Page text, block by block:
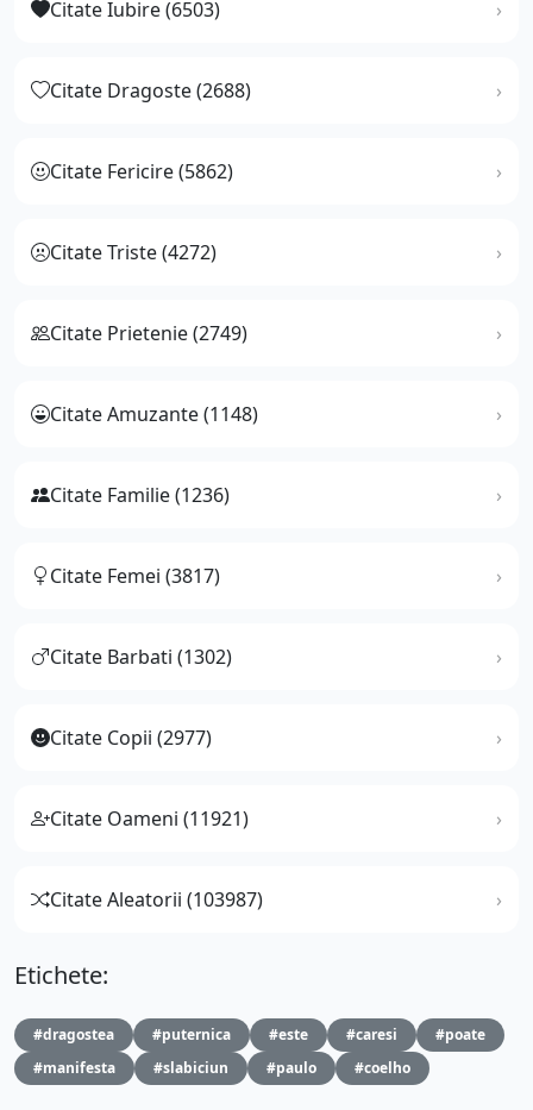
Citate Iubire (6503)
Citate Dragoste (2688)
Citate Fericire (5862)
Citate Triste (4272)
Citate Prietenie (2749)
Citate Amuzante (1148)
Citate Familie (1236)
Citate Femei (3817)
Citate Barbati (1302)
Citate Copii (2977)
Citate Oameni (11921)
Citate Aleatorii (103987)
Etichete:
#dragostea #puternica #este #caresi
#poate
#manifesta
#slabiciun #paulo #coelho